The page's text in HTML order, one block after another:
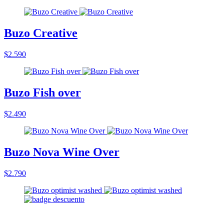
Buzo Creative
$2.590
Buzo Fish over
$2.490
Buzo Nova Wine Over
$2.790